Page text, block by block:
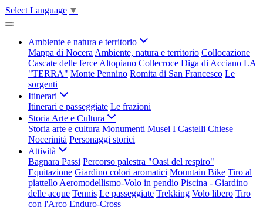
Select Language ▼
Ambiente e natura e territorio
Mappa di Nocera Ambiente, natura e territorio Collocazione
Cascate delle ferce Altopiano Collecroce Diga di Acciano LA
"TERRA" Monte Pennino Romita di San Francesco Le
sorgenti
Itinerari
Itinerari e passeggiate Le frazioni
Storia Arte e Cultura
Storia arte e cultura Monumenti Musei I Castelli Chiese
Nocerinità Personaggi storici
Attività
Bagnara Passi Percorso palestra "Oasi del respiro"
Equitazione Giardino colori aromatici Mountain Bike Tiro al
piattello Aeromodellismo-Volo in pendio Piscina - Giardino
delle acque Tennis Le passeggiate Trekking Volo libero Tiro
con l'Arco Enduro-Cross